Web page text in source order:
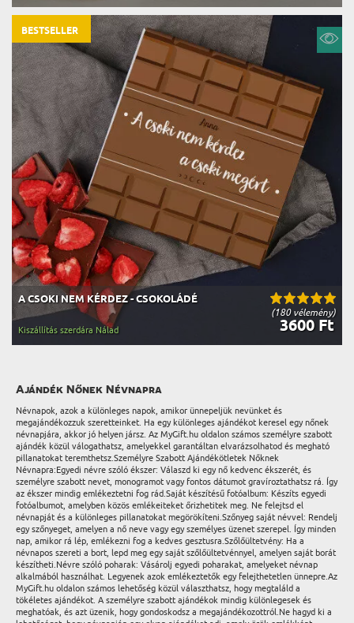
(180 vélemény)
A CSOKI NEM KÉRDEZ - CSOKOLÁDÉ
3600 Ft
Kiszállítás szerdára Nálad
BESTSELLER
Ajándék Nőnek Névnapra
Névnapok, azok a különleges napok, amikor ünnepeljük nevünket és
megajándékozzuk szeretteinket. Ha egy különleges ajándékot keresel egy nőnek
névnapjára, akkor jó helyen jársz. Az MyGift.hu oldalon számos személyre szabott
ajándék közül válogathatsz, amelyekkel garantáltan elvarázsolhatod és megható
pillanatokat teremthetsz.Személyre Szabott Ajándékötletek Nőknek
Névnapra:Egyedi névre szóló ékszer: Válaszd ki egy nő kedvenc ékszerét, és
személyre szabott nevet, monogramot vagy fontos dátumot gravíroztathatsz rá. Így
az ékszer mindig emlékeztetni fog rád.Saját készítésű fotóalbum: Készíts egyedi
fotóalbumot, amelyben közös emlékeiteket őrizhetitek meg. Ne felejtsd el
névnapját és a különleges pillanatokat megörökíteni.Szőnyeg saját névvel: Rendelj
egy szőnyeget, amelyen a nő neve vagy egy személyes üzenet szerepel. Így minden
nap, amikor rá lép, emlékezni fog a kedves gesztusra.Szőlőültetvény: Ha a
névnapos szereti a bort, lepd meg egy saját szőlőültetvénnyel, amelyen saját borát
készítheti.Névre szóló poharak: Vásárolj egyedi poharakat, amelyeket névnap
alkalmából használhat. Legyenek azok emlékeztetők egy felejthetetlen ünnepre.Az
MyGift.hu oldalon számos lehetőség közül választhatsz, hogy megtaláld a
tökéletes ajándékot. A személyre szabott ajándékok mindig különlegesek és
meghatóak, és azt üzenik, hogy gondoskodsz a megajándékozottról.Ne hagyd ki a